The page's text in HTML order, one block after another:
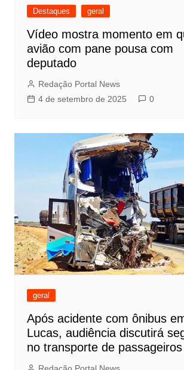
Destaques geral
Vídeo mostra momento em
avião com pane pousa com
deputado
Redação Portal News
4 de setembro de 2025
0
geral
Após acidente com ônibus
Lucas, audiência discutirá
no transporte de passageiros